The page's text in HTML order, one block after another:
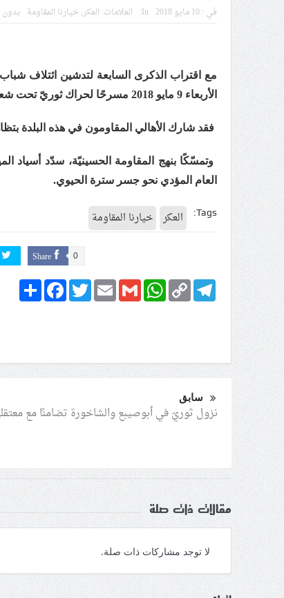
ملفّ إنسانيّ مؤلم..
النظام الخليفيّ يدسّ
الموقف الأسبوعيّ: شعب
مقال: عاشوراء
الفقيه القائد قاسم:
في :10 مايو 2018 In: العلامات: العكر, خيارنا المقاومة بدون
الأربعاء 9 مايو 2018 مسرحًا لحراك ثوريّ تحت شعار «خيارنا المقاومة».
فقد شارك الأهالي المقاومون في هذه البلدة
وتمسّكًا بنهج المقاومة الحسينيّة، سدّد أسياد
العام المؤدي نحو جسر سترة الحيوي.
Tags: العكر خيارنا المقاومة
Share 0
Share
FacebookTwitterEmailGmail
WhatsApp Copy
Link
Telegram
سابق
نزول ثوريّ في أبوصيبع والشاخورة تضامنًا مع
مقالات ذات صلة
لا توجد مشاركات ذات صلة.